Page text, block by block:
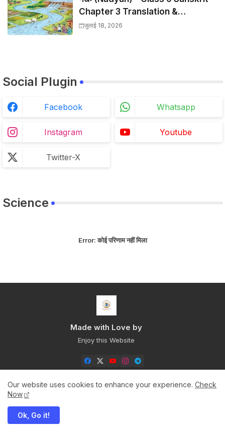
Chapter 3 Translation &
Solutions
जुलाई 18, 2026
Social Plugin
Facebook Whatsapp
Instagram Youtube
Twitter-X
Science
Error:कोई परिणाम नहीं मिला
Made with Love by
Enjoy this Website
Home
Our website uses cookies to enhance your experience. Check
Now
Ok, Go it!